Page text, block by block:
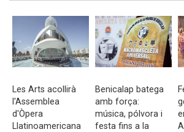
Les Arts acollirà
l'Assemblea
d'Òpera
Llatinoamericana
Benicalap batega
amb força:
música, pólvora i
festa fins a la